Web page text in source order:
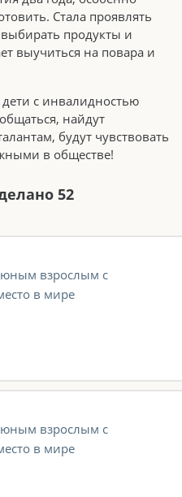
Стала проявлять
продукты и
выучиться на повара и
с инвалидностью
найдут
будут чувствовать
в обществе!
52
взрослым с
в мире
взрослым с
в мире